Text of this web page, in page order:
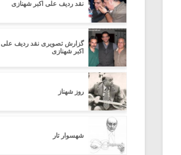
نقد ردیف علی اکبر شهنازی
گزارش تصویری نقد ردیف علی
اکبر شهنازی
روز شهناز
شهسوار تار